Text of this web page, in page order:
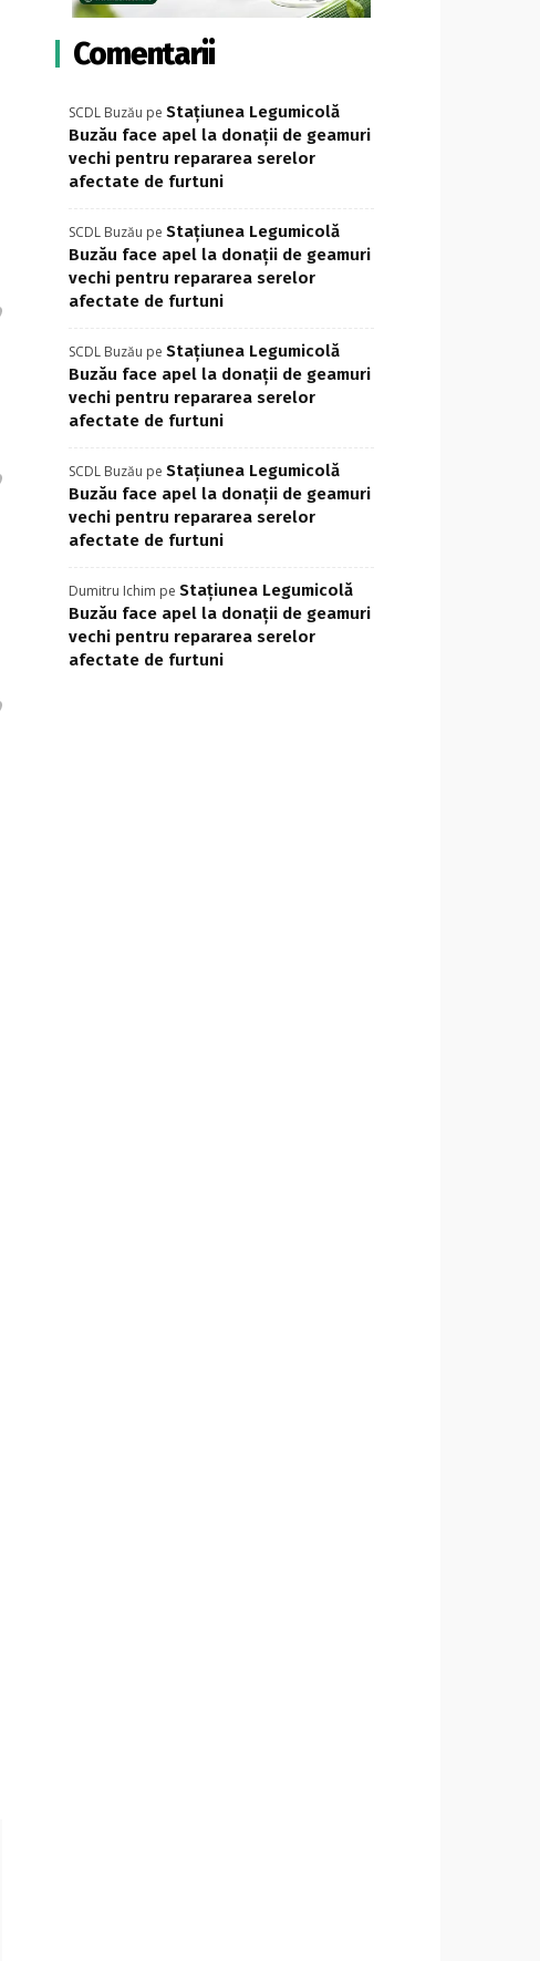
Comentarii
SCDL Buzău pe Stațiunea Legumicolă
Buzău face apel la donații de geamuri
vechi pentru repararea serelor
afectate de furtuni
SCDL Buzău pe Stațiunea Legumicolă
Buzău face apel la donații de geamuri
vechi pentru repararea serelor
afectate de furtuni
SCDL Buzău pe Stațiunea Legumicolă
Buzău face apel la donații de geamuri
vechi pentru repararea serelor
afectate de furtuni
SCDL Buzău pe Stațiunea Legumicolă
Buzău face apel la donații de geamuri
vechi pentru repararea serelor
afectate de furtuni
Dumitru Ichim pe Stațiunea Legumicolă
Buzău face apel la donații de geamuri
vechi pentru repararea serelor
afectate de furtuni